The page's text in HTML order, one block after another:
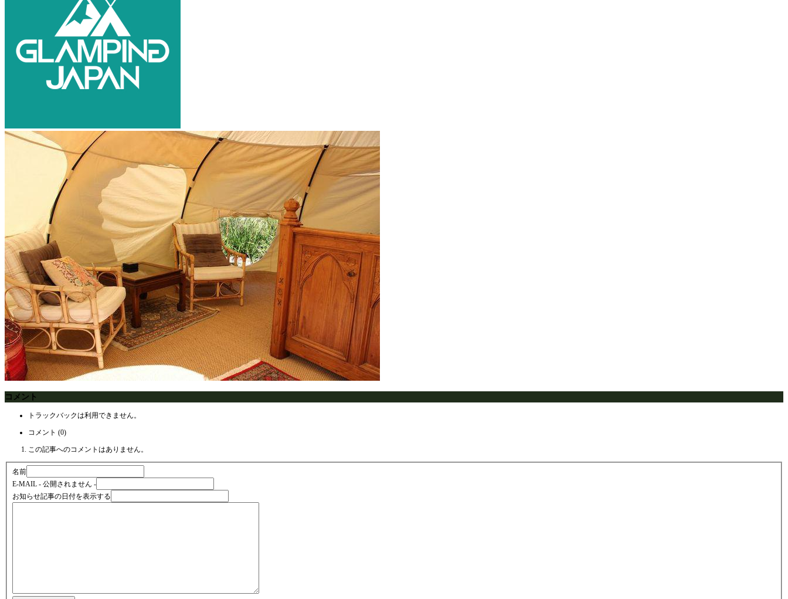
コメント
トラックバックは利用できません。
コメント (0)
この記事へのコメントはありません。
名前
E-MAIL - 公開されません -
お知らせ記事の日付を表示する